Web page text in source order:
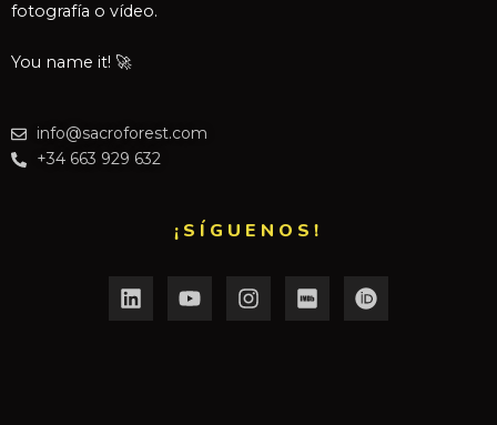
fotografía o vídeo.
You name it! 🚀
info@sacroforest.com
+34 663 929 632
¡SÍGUENOS!